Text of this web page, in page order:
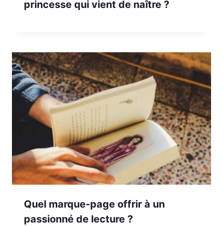
princesse qui vient de naître ?
Quel marque-page offrir à un
passionné de lecture ?